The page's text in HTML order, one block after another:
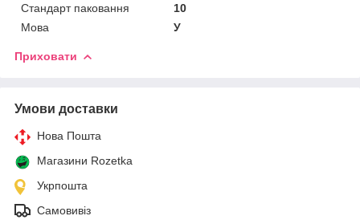
Стандарт паковання
10
Мова
У
Приховати
Умови доставки
Нова Пошта
Магазини Rozetka
Укрпошта
Самовивіз